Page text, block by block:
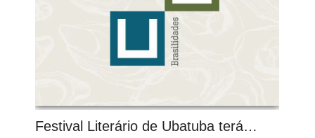
Festival Literário de Ubatuba terá…